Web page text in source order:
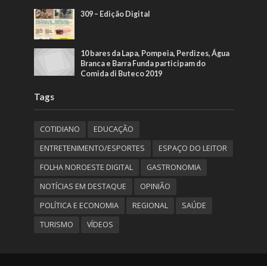
309 – Edição Digital
10 bares da Lapa, Pompeia, Perdizes, Água
Branca e Barra Funda participam do
Comida di Buteco 2019
Tags
COTIDIANO
EDUCAÇÃO
ENTRETENIMENTO/ESPORTES
ESPAÇO DO LEITOR
FOLHA NOROESTE DIGITAL
GASTRONOMIA
NOTÍCIAS EM DESTAQUE
OPINIÃO
POLÍTICA E ECONOMIA
REGIONAL
SAÚDE
TURISMO
VÍDEOS